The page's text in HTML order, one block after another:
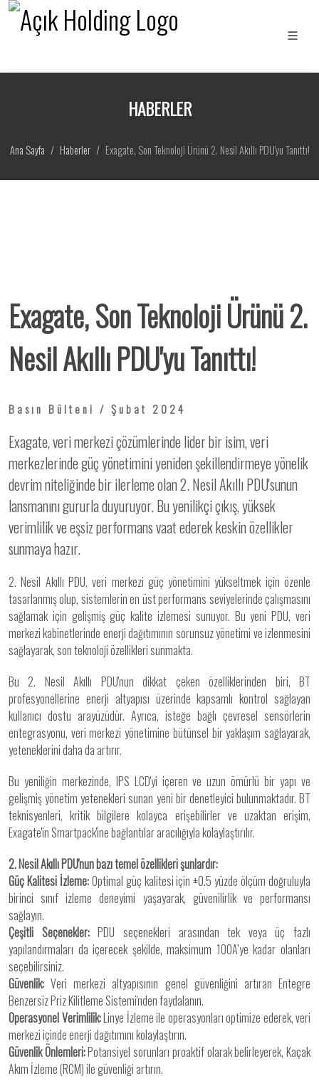
HABERLER
Ana Sayfa Haberler Exagate, Son Teknoloji Ürünü 2. Nesil Akıllı PDU'yu Tanıttı!
Exagate, Son Teknoloji Ürünü 2.
Nesil Akıllı PDU'yu Tanıttı!
Basın Bülteni / Şubat 2024
Exagate, veri merkezi çözümlerinde lider bir isim, veri
merkezlerinde güç yönetimini yeniden şekillendirmeye yönelik
devrim niteliğinde bir ilerleme olan 2. Nesil Akıllı PDU'sunun
lansmanını gururla duyuruyor. Bu yenilikçi çıkış, yüksek
verimlilik ve eşsiz performans vaat ederek keskin özellikler
sunmaya hazır.
2. Nesil Akıllı PDU, veri merkezi güç yönetimini yükseltmek için özenle
tasarlanmış olup, sistemlerin en üst performans seviyelerinde çalışmasını
sağlamak için gelişmiş güç kalite izlemesi sunuyor. Bu yeni PDU, veri
merkezi kabinetlerinde enerji dağıtımının sorunsuz yönetimi ve izlenmesini
sağlayarak, son teknoloji özellikleri sunmakta.
Bu 2. Nesil Akıllı PDU'nun dikkat çeken özelliklerinden biri, BT
profesyonellerine enerji altyapısı üzerinde kapsamlı kontrol sağlayan
kullanıcı dostu arayüzüdür. Ayrıca, isteğe bağlı çevresel sensörlerin
entegrasyonu, veri merkezi yönetimine bütünsel bir yaklaşım sağlayarak,
yeteneklerini daha da artırır.
Bu yeniliğin merkezinde, IPS LCD'yi içeren ve uzun ömürlü bir yapı ve
gelişmiş yönetim yetenekleri sunan yeni bir denetleyici bulunmaktadır. BT
teknisyenleri, kritik bilgilere kolayca erişebilirler ve uzaktan erişim,
Exagate'in Smartpack'ine bağlantılar aracılığıyla kolaylaştırılır.
2. Nesil Akıllı PDU'nun bazı temel özellikleri şunlardır:
Güç Kalitesi İzleme:Optimal güç kalitesi için ±0.5 yüzde ölçüm doğruluyla
birinci sınıf izleme deneyimi yaşayarak, güvenilirlik ve performansı
sağlayın.
Çeşitli Seçenekler:PDU seçenekleri arasından tek veya üç fazlı
yapılandırmaları da içerecek şekilde, maksimum 100A’ye kadar olanları
seçebilirsiniz.
Güvenlik: Veri merkezi altyapısının genel güvenliğini artıran Entegre
Benzersiz Priz Kilitleme Sistemi'nden faydalanın.
Operasyonel Verimlilik:Linye İzleme ile operasyonları optimize ederek, veri
merkezi içinde enerji dağıtımını kolaylaştırın.
Güvenlik Önlemleri:Potansiyel sorunları proaktif olarak belirleyerek, Kaçak
Akım İzleme (RCM) ile güvenliği artırın.